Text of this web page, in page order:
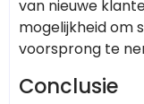
van nieuwe
mogelijkheid om
voorsprong te
Conclusie